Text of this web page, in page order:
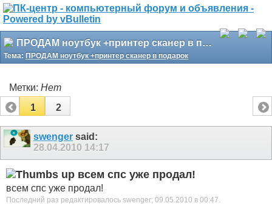
ПРОДАМ ноутбук +принтер сканер в подарок
Тема: ПРОДАМ ноутбук +принтер сканер в подарок
Метки: Нет
1
2
swenger said:
28.04.2010 14:17
всем спс уже продал!
всем спс уже продал!
Последний раз редактировалось swenger; 09.05.2010 в 00:47.